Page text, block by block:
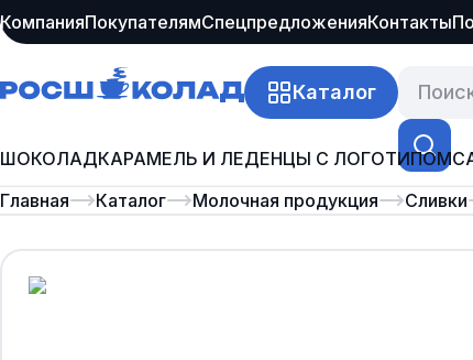
КомпанияПокупателямСпецпредложенияКонтакты
Каталог
ШОКОЛАДКАРАМЕЛЬ И ЛЕДЕНЦЫ С ЛОГОТИПОМ
Главная
Каталог Молочная продукция Сливки